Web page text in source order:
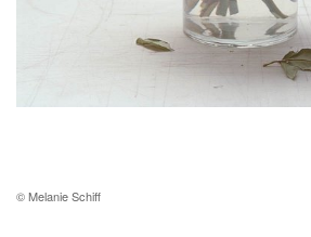
© Melanie Schiff